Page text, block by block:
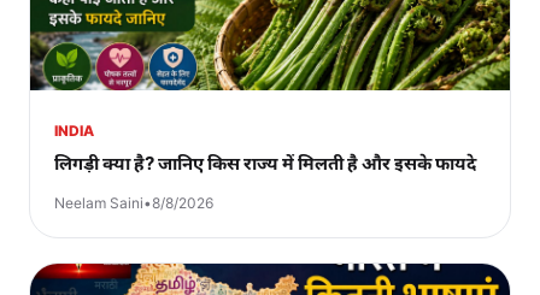
INDIA
लिगड़ी क्या है? जानिए किस राज्य में मिलती है और इसके फायदे
Neelam Saini•8/8/2026